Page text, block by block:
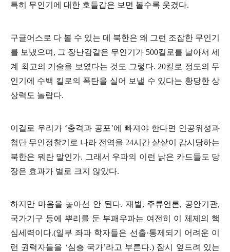
특히 무인기에 대한 호들갑은 보면 볼수록 웃겼다.
구글어스로 다 볼 수 있는 데 북한은 왜 그런 조잡한 무인기
를 보냈으며 , 그 장난감같은 무인기가 500킬로를 날아서 세
계 최고의 기술을 보였다는 것도 그렇다. 20킬로 정도의 무
인기에 수백 킬로의 폭탄을 실어 보낼 수 있다는 황당한 상
상력도 놀랍다.
이걸로 우리가 ‘충격과 공포’에 빠져야 한다면 인공위성과
첨단 무인정찰기로 나라 전역을 24시간 샅샅이 감시당하는
북한은 뭐란 말인가. 그래서 우파의 이런 낡은 카드들도 당
장은 효과가 별로 크지 않았다.
하지만 마음을 놓아선 안 된다. 재벌, 주류언론, 공안기관,
국가기구 등에 뿌리를 둔 부패우파는 여전히 이 체제의 핵
심세력이다.(일부 좌파 학자들은 선출·통제되기 어려운 이
런 권력자들을 ‘심층 국가’라고 부른다.) 잠시 엎드려 있는